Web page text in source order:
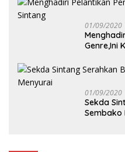
01/09/2020
Genre,Ini
01/09/2020
Sekda
Sembako